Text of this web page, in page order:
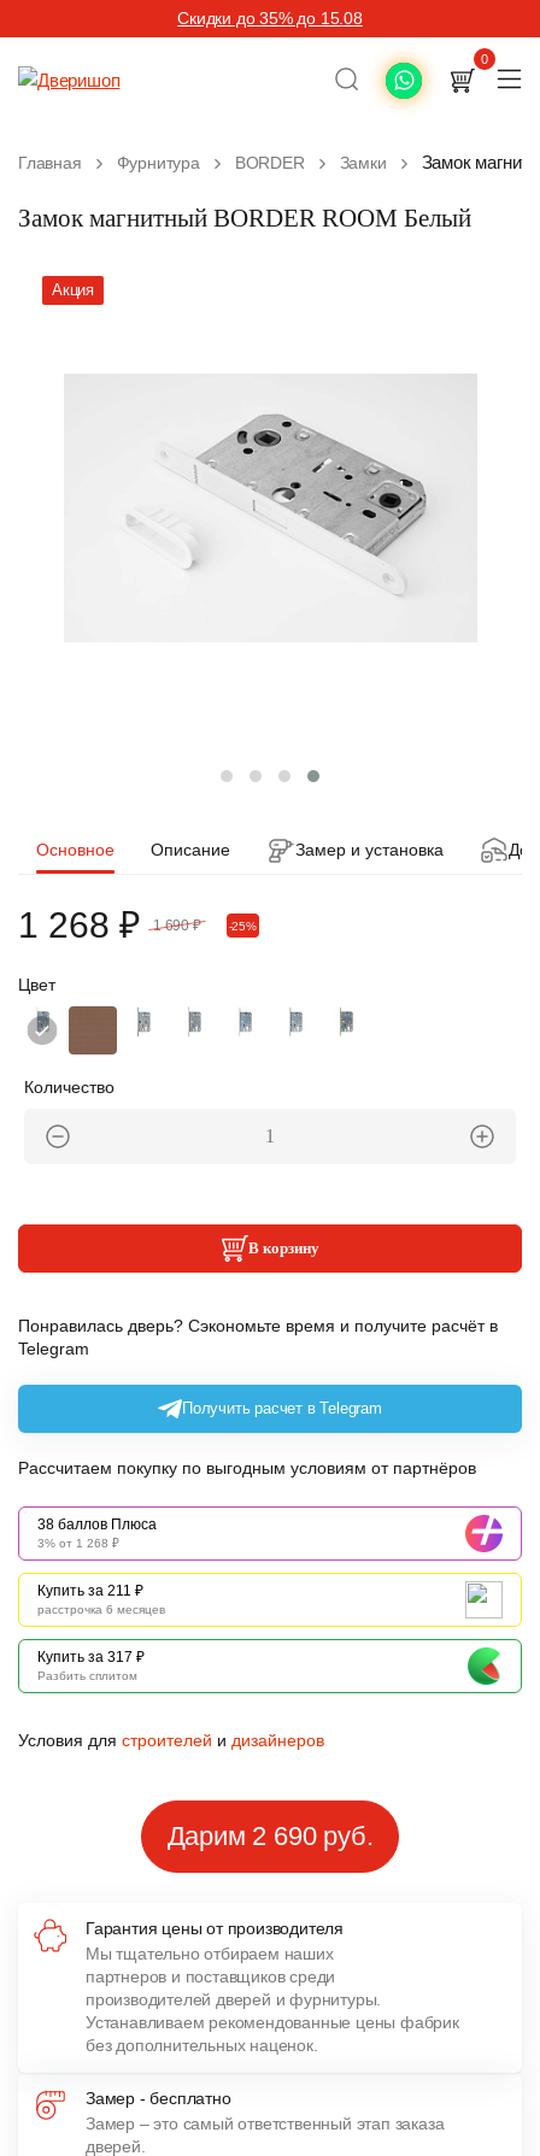
Скидки до 35% до 15.08
0
Главная Фурнитура BORDER Замки Замок
Замок магнитный BORDER ROOM Белый
Акция
Основное Описание Замер и установка
Цвет
Количество
1 268 ₽ 1 690 ₽ -25%
В корзину
Понравилась дверь? Сэкономьте время и получите расчёт в
Telegram
Получить расчет в Telegram
Рассчитаем покупку по выгодным условиям от партнёров
38 баллов Плюса
3% от 1 268 ₽
Купить за 211 ₽
расстрочка 6 месяцев
Купить за 317 ₽
Разбить сплитом
Условия для строителей и дизайнеров
Дарим 2 690 руб.
Гарантия цены от производителя
Мы тщательно отбираем наших
партнеров и поставщиков среди
производителей дверей и фурнитуры.
Устанавливаем рекомендованные цены фабрик
без дополнительных наценок.
Замер - бесплатно
Замер – это самый ответственный этап заказа
дверей.